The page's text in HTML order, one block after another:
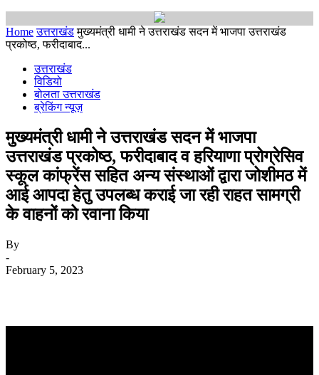
Home उत्तराखंड मुख्यमंत्री धामी ने उत्तराखंड सदन में भाजपा उत्तराखंड
प्रकोष्ठ, फरीदाबाद...
उत्तराखंड
विडियो
बोलता उत्तराखंड
ब्रेकिंग न्यूज़
मुख्यमंत्री धामी ने उत्तराखंड सदन में भाजपा
उत्तराखंड प्रकोष्ठ, फरीदाबाद व हरियाणा प्रोग्रेसिव
स्कूल कांफ्रेंस सहित अन्य संस्थाओं द्वारा जोशीमठ में
आई आपदा हेतु उपलब्ध कराई जा रही राहत सामग्री
के वाहनों को रवाना किया
By
-
February 5, 2023